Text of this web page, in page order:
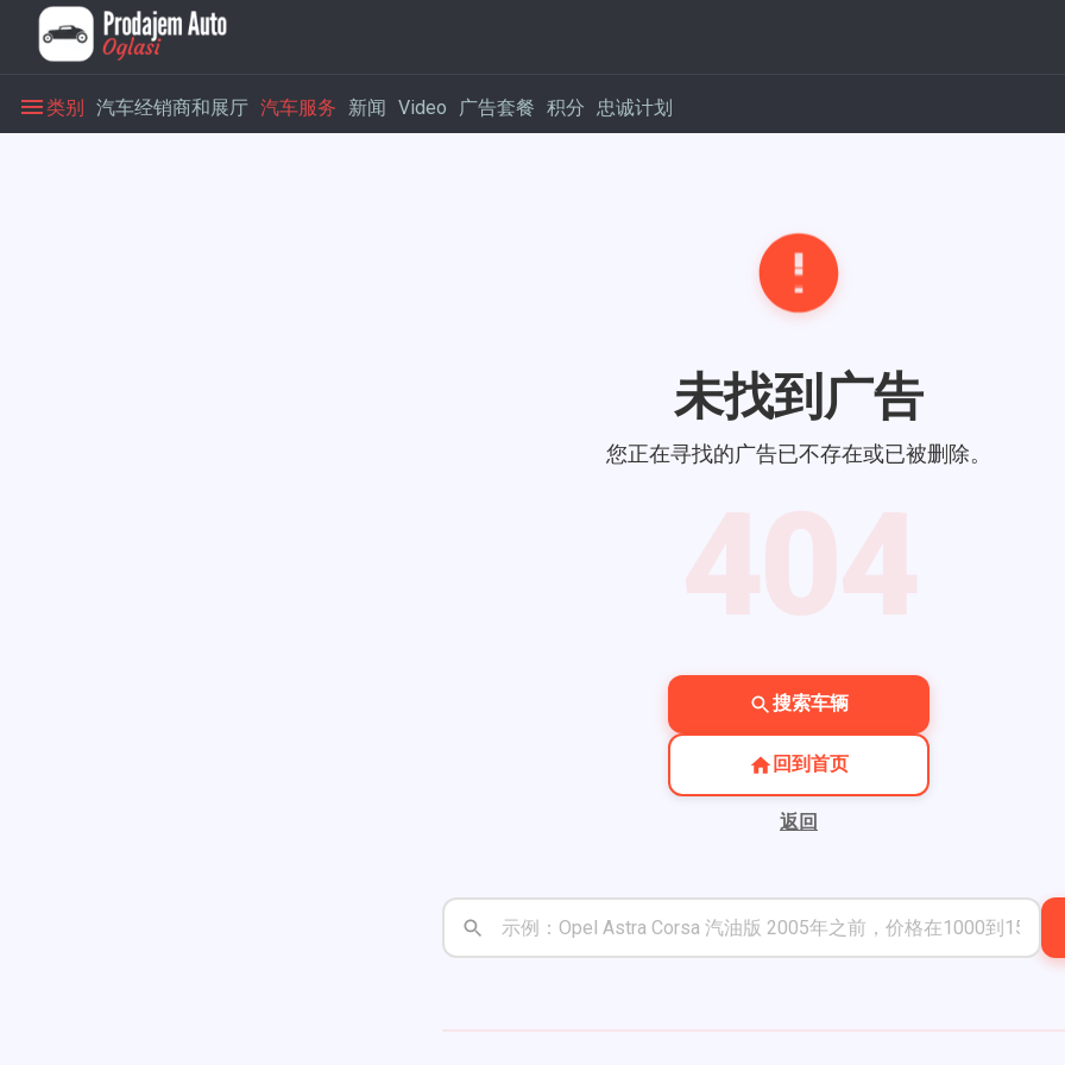
类别 汽车经销商和展厅 汽车服务 新闻 Video 广告套餐 积分 忠诚计划
未找到广告
您正在寻找的广告已不存在或已被删除。
搜索车辆
回到首页
返回